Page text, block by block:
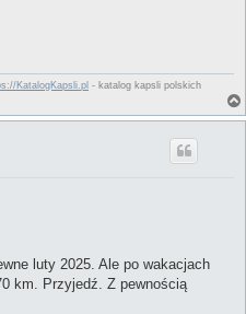
KatalogKapsli.pl - katalog kapsli polskich
luty 2025. Ale po wakacjach
km. Przyjedź. Z pewnością